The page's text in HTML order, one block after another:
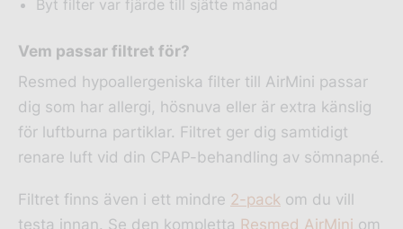
Byt filter var fjärde till sjätte månad
Vem passar filtret för?
Resmed hypoallergeniska filter till AirMini passar
dig som har allergi, hösnuva eller är extra känslig
för luftburna partiklar. Filtret ger dig samtidigt
renare luft vid din CPAP-behandling av sömnapné.
Filtret finns även i ett mindre 2-pack om du vill
testa innan. Se den kompletta Resmed AirMini om